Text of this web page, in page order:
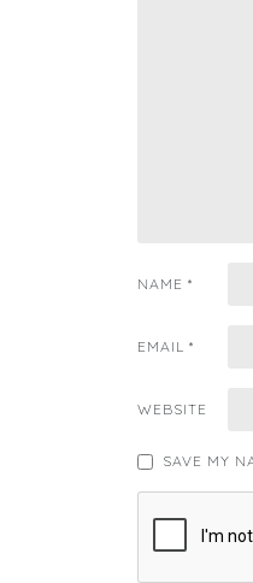
NAME *
EMAIL *
WEBSITE
SAVE MY